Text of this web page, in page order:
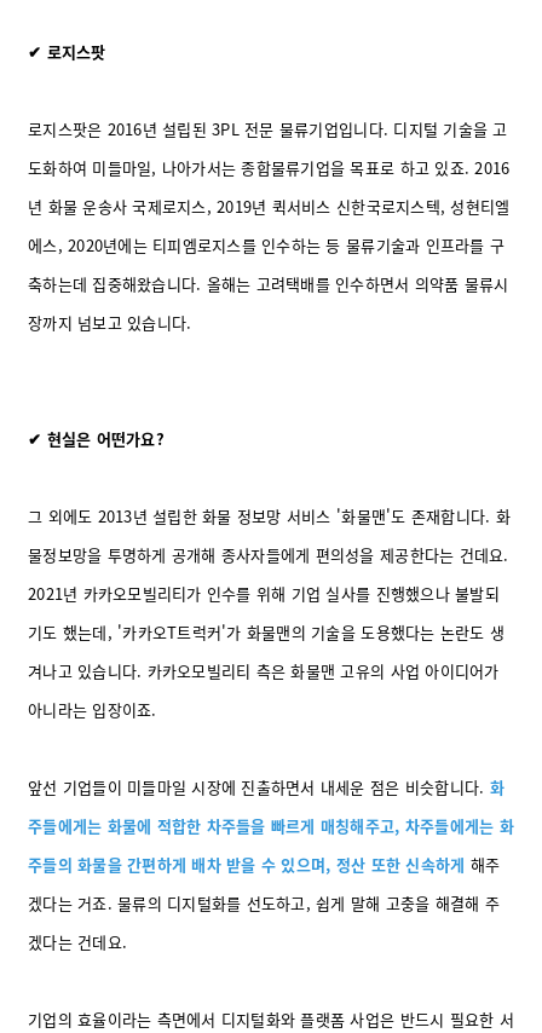
✔ 로지스팟
로지스팟은 2016년 설립된 3PL 전문 물류기업입니다. 디지털 기술을 고
도화하여 미들마일, 나아가서는 종합물류기업을 목표로 하고 있죠. 2016
년 화물 운송사 국제로지스, 2019년 퀵서비스 신한국로지스텍, 성현티엘
에스, 2020년에는 티피엠로지스를 인수하는 등 물류기술과 인프라를 구
축하는데 집중해왔습니다. 올해는 고려택배를 인수하면서 의약품 물류시
장까지 넘보고 있습니다.
✔ 현실은 어떤가요?
그 외에도 2013년 설립한 화물 정보망 서비스 '화물맨'도 존재합니다. 화
물정보망을 투명하게 공개해 종사자들에게 편의성을 제공한다는 건데요.
2021년 카카오모빌리티가 인수를 위해 기업 실사를 진행했으나 불발되
기도 했는데, '카카오T트럭커'가 화물맨의 기술을 도용했다는 논란도 생
겨나고 있습니다. 카카오모빌리티 측은 화물맨 고유의 사업 아이디어가
아니라는 입장이죠.
앞선 기업들이 미들마일 시장에 진출하면서 내세운 점은 비슷합니다. 화
주들에게는 화물에 적합한 차주들을 빠르게 매칭해주고, 차주들에게는 화
주들의 화물을 간편하게 배차 받을 수 있으며, 정산 또한 신속하게 해주
겠다는 거죠. 물류의 디지털화를 선도하고, 쉽게 말해 고충을 해결해 주
겠다는 건데요.
기업의 효율이라는 측면에서 디지털화와 플랫폼 사업은 반드시 필요한 서